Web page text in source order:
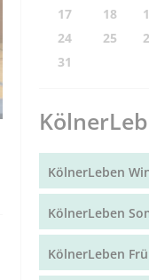
17
18
24
25
31
KölnerLeben
KölnerLeben
KölnerLeben